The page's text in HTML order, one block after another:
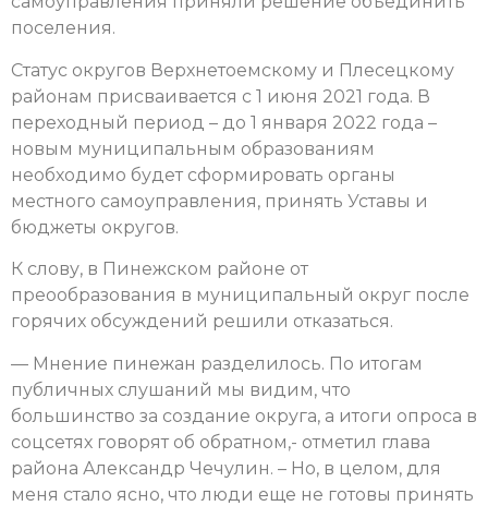
поселения.
Статус округов Верхнетоемскому и Плесецкому
районам присваивается с 1 июня 2021 года. В
переходный период – до 1 января 2022 года –
новым муниципальным образованиям
необходимо будет сформировать органы
местного самоуправления, принять Уставы и
бюджеты округов.
К слову, в Пинежском районе от
преообразования в муниципальный округ после
горячих обсуждений решили отказаться.
— Мнение пинежан разделилось. По итогам
публичных слушаний мы видим, что
большинство за создание округа, а итоги опроса в
соцсетях говорят об обратном,- отметил глава
района Александр Чечулин. – Но, в целом, для
меня стало ясно, что люди еще не готовы принять